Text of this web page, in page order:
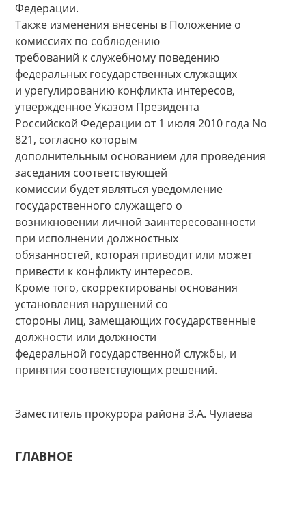
Федерации.
Также изменения внесены в Положение о
комиссиях по соблюдению
требований к служебному поведению
федеральных государственных служащих
и урегулированию конфликта интересов,
утвержденное Указом Президента
Российской Федерации от 1 июля 2010 года No
821, согласно которым
дополнительным основанием для проведения
заседания соответствующей
комиссии будет являться уведомление
государственного служащего о
возникновении личной заинтересованности
при исполнении должностных
обязанностей, которая приводит или может
привести к конфликту интересов.
Кроме того, скорректированы основания
установления нарушений со
стороны лиц, замещающих государственные
должности или должности
федеральной государственной службы, и
принятия соответствующих решений.
Заместитель прокурора района З.А. Чулаева
ГЛАВНОЕ